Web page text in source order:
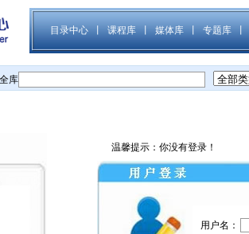
温馨提示：你没有登录！
用户名：